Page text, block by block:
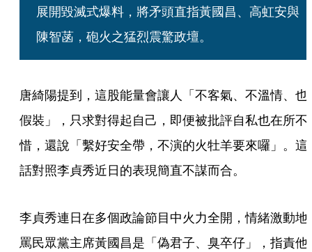
展開毀滅式爆料，將矛頭直指黃國昌、高虹安與
陳智菡，砲火之猛烈震驚政壇。
唐綺陽提到，這股能量會讓人「不客氣、不溫情、也
假裝」，只求對得起自己，即便被批評自私也在所不
惜，還說「繫好安全帶，不演的火牡羊要來囉」。這
話對照李貞秀近日的表現簡直不謀而合。
李貞秀連日在多個政論節目中火力全開，情緒激動地
罵民眾黨主席黃國昌是「偽君子、臭卒仔」，指責他